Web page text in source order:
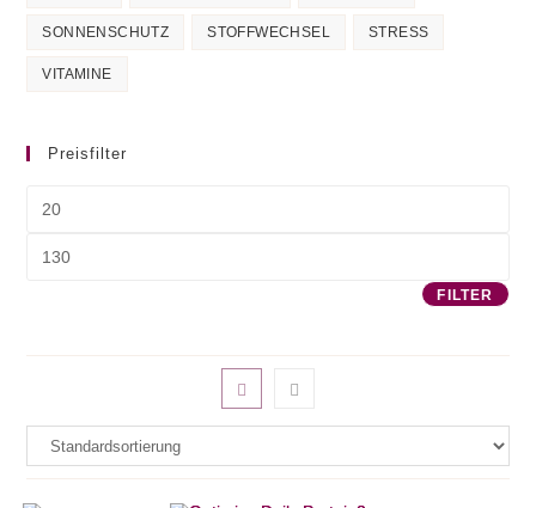
SONNENSCHUTZ STOFFWECHSEL STRESS
VITAMINE
Preisfilter
FILTER